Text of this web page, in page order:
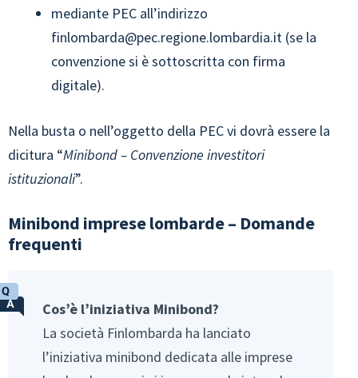
mediante PEC all’indirizzo
finlombarda@pec.regione.lombardia.it (se la
convenzione si è sottoscritta con firma
digitale).
Nella busta o nell’oggetto della PEC vi dovrà essere la
dicitura “Minibond – Convenzione investitori
istituzionali”.
Minibond imprese lombarde – Domande
frequenti
Cos’è l’iniziativa Minibond?
La società Finlombarda ha lanciato
l’iniziativa minibond dedicata alle imprese